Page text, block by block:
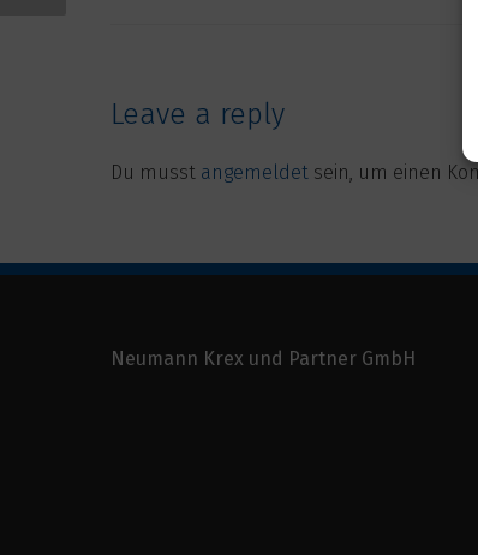
Leave a reply
Du musst angemeldet sein, um einen
Neumann Krex und Partner GmbH